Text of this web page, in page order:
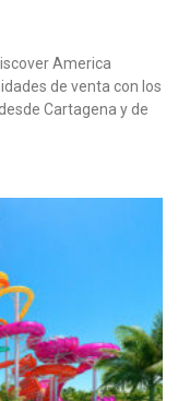
America
de venta con los
Cartagena y de